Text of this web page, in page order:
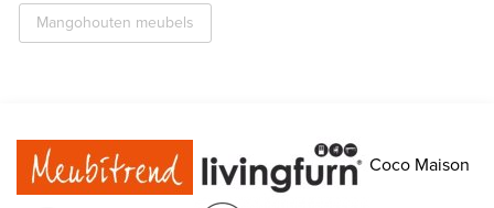
Mangohouten meubels
Coco Maison